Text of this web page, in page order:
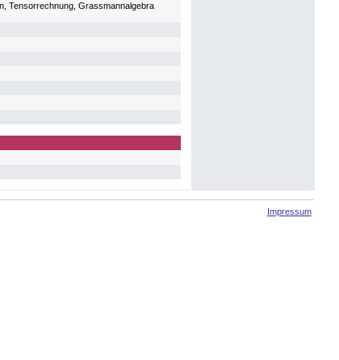
Tensorrechnung, Grassmannalgebra
Impressum